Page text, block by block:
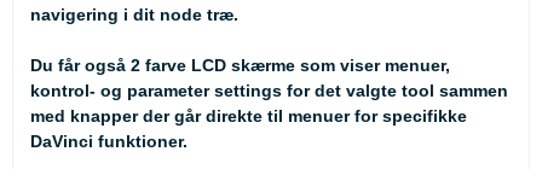
navigering i dit node træ.
Du får også 2 farve LCD skærme som viser menuer,
kontrol- og parameter settings for det valgte tool sammen
med knapper der går direkte til menuer for specifikke
DaVinci funktioner.